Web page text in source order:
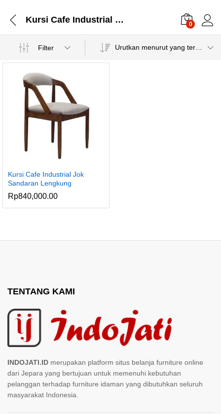
Kursi Cafe Industrial Jok 0
Filter
Kursi Cafe Industrial Jok
Sandaran Lengkung
Rp840,000.00
TENTANG KAMI
INDOJATI.ID merupakan platform situs belanja furniture online
dari Jepara yang bertujuan untuk memenuhi kebutuhan
pelanggan terhadap furniture idaman yang dibutuhkan seluruh
masyarakat Indonesia.